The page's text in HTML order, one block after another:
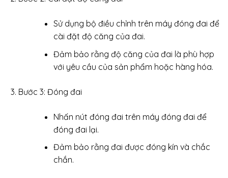
Sử dụng bộ điều chỉnh trên máy đóng đai để
cài đặt độ căng của đai.
Đảm bảo rằng độ căng của đai là phù hợp
với yêu cầu của sản phẩm hoặc hàng hóa.
Bước 3: Đóng đai
Nhấn nút đóng đai trên máy đóng đai để
đóng đai lại.
Đảm bảo rằng đai được đóng kín và chắc
chắn.